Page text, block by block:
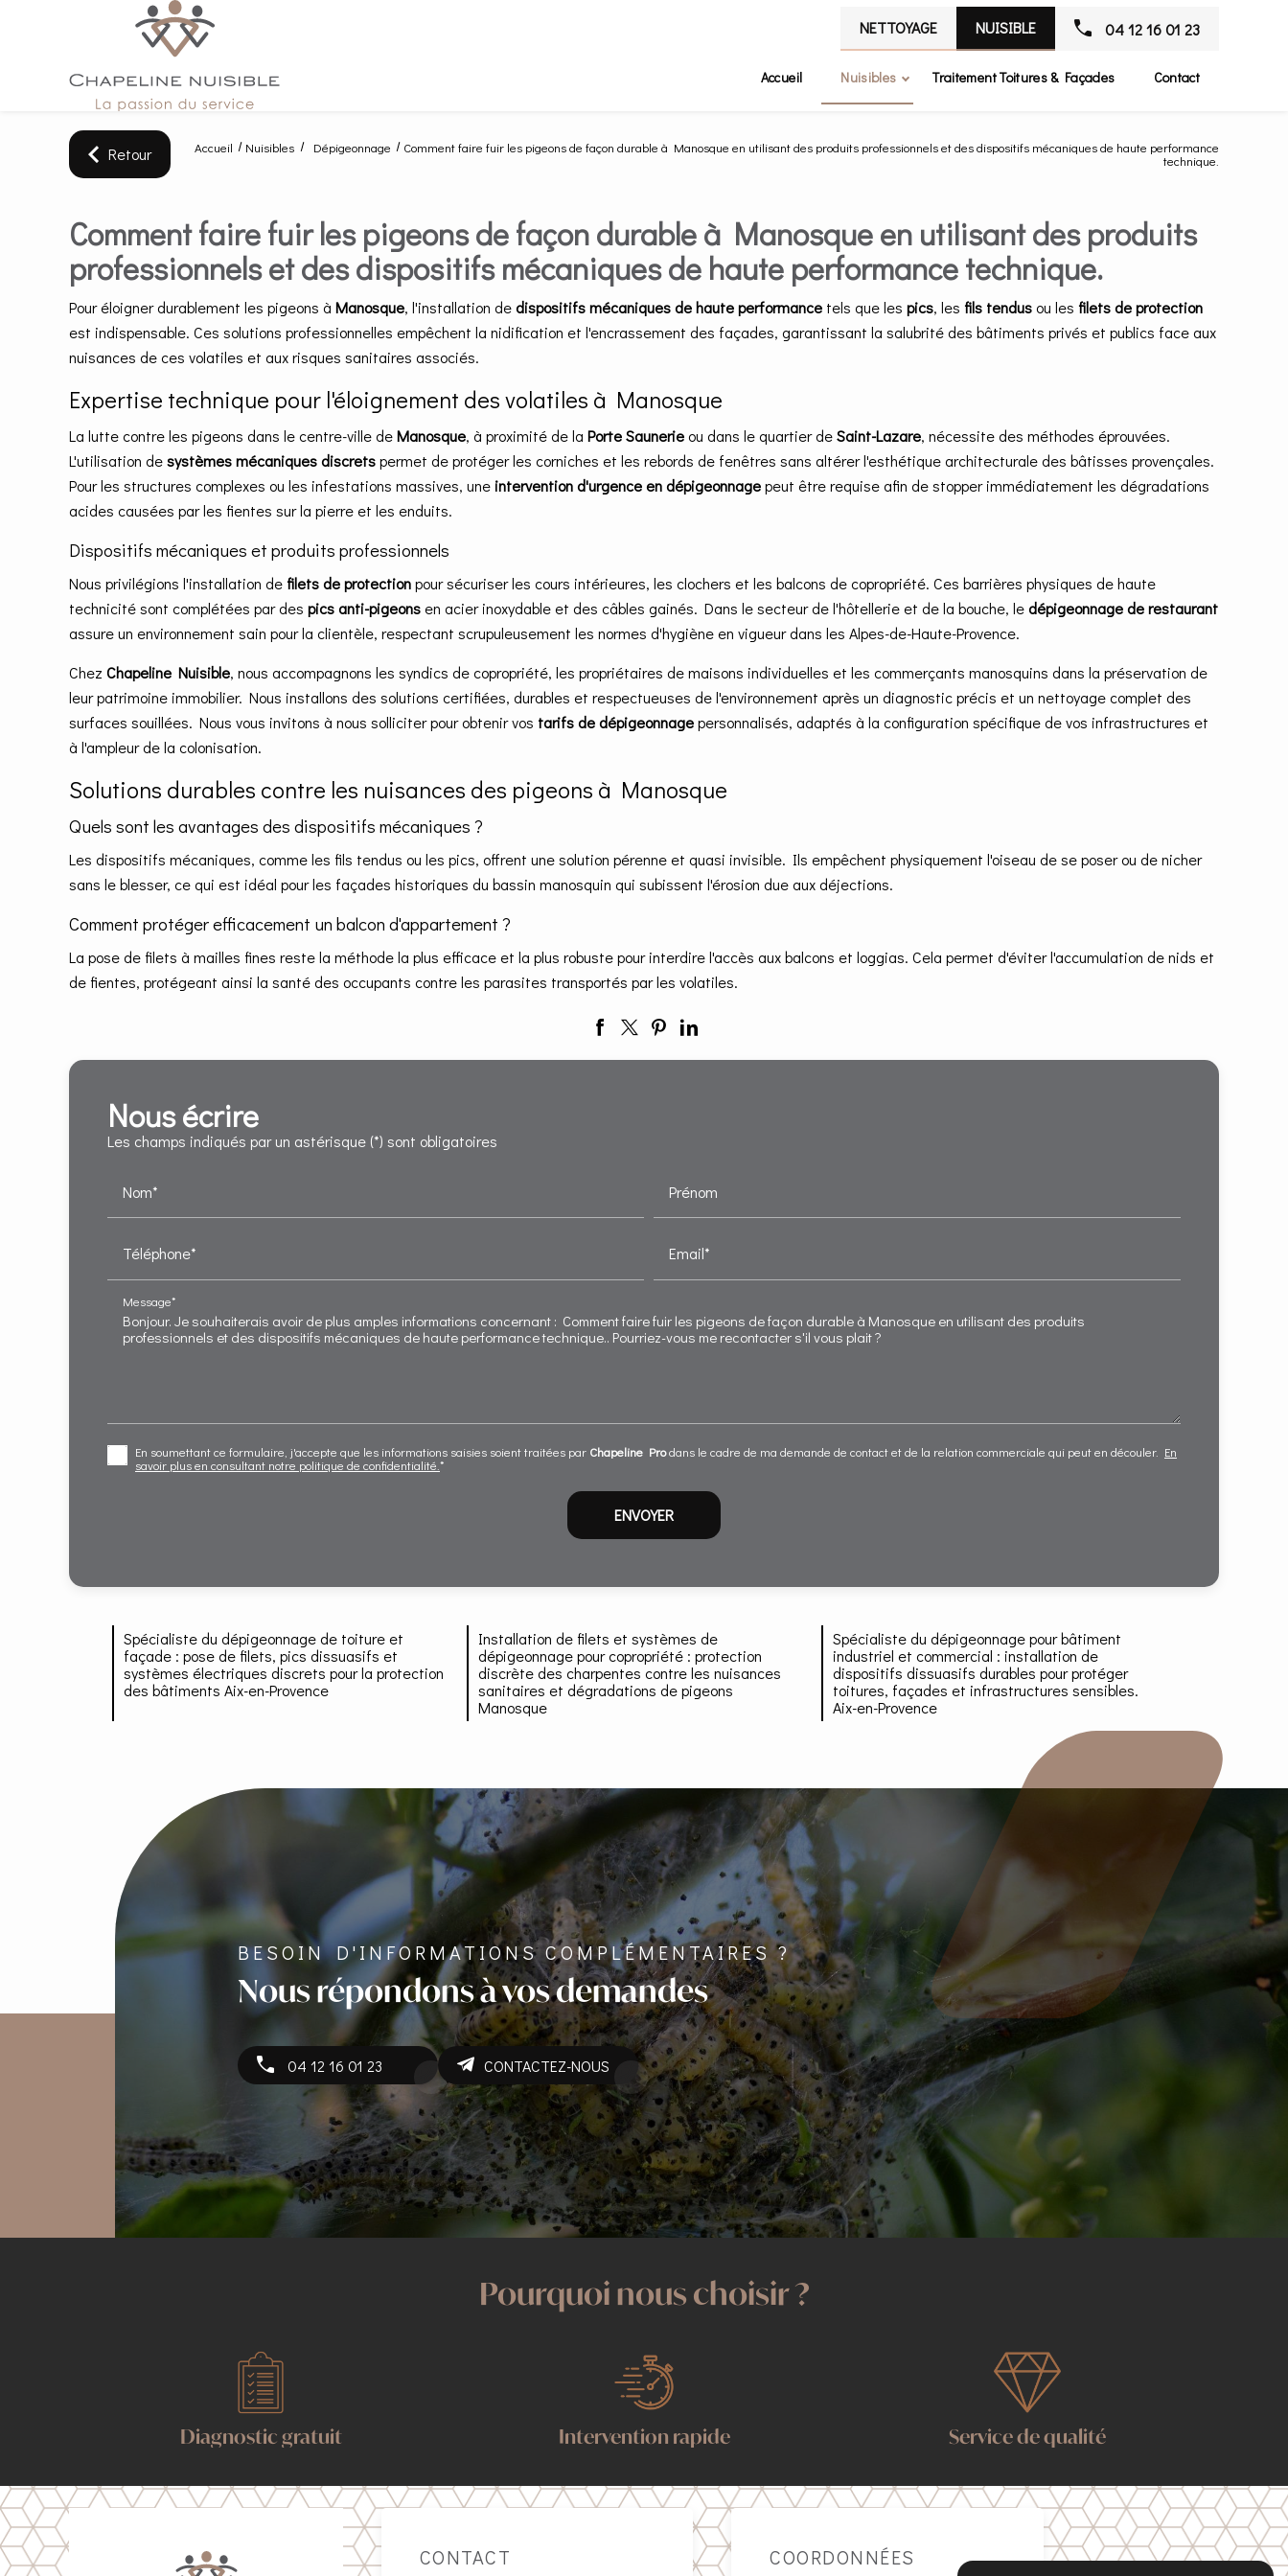
NETTOYAGE NUISIBLE
Accueil Nuisibles Traitement Toitures & Façades Contact
04 12 16 01 23
Accueil Nuisibles Dépigeonnage
Comment faire fuir les pigeons de façon durable à Manosque en utilisant des produits professionnels et des dispositifs mécaniques de haute performance
technique.
Retour
Comment faire fuir les pigeons de façon durable à Manosque en utilisant des produits
professionnels et des dispositifs mécaniques de haute performance technique.
Pour éloigner durablement les pigeons à Manosque, l'installation dedispositifs mécaniques de haute performance tels que les pics, les fils tendus ou les filets de protection
est indispensable. Ces solutions professionnelles empêchent la nidification et l'encrassement des façades, garantissant la salubrité des bâtiments privés et publics face aux
nuisances de ces volatiles et aux risques sanitaires associés.
Expertise technique pour l'éloignement des volatiles à Manosque
La lutte contre les pigeons dans le centre-ville deManosque, à proximité de la Porte Saunerie ou dans le quartier deSaint-Lazare, nécessite des méthodes éprouvées.
L'utilisation desystèmes mécaniques discretspermet de protéger les corniches et les rebords de fenêtres sans altérer l'esthétique architecturale des bâtisses provençales.
Pour les structures complexes ou les infestations massives, une intervention d'urgence en dépigeonnagepeut être requise afin de stopper immédiatement les dégradations
acides causées par les fientes sur la pierre et les enduits.
Dispositifs mécaniques et produits professionnels
Nous privilégions l'installation defilets de protectionpour sécuriser les cours intérieures, les clochers et les balcons de copropriété. Ces barrières physiques de haute
technicité sont complétées par des pics anti-pigeons en acier inoxydable et des câbles gainés. Dans le secteur de l'hôtellerie et de la bouche, ledépigeonnage de restaurant
assure un environnement sain pour la clientèle, respectant scrupuleusement les normes d'hygiène en vigueur dans les Alpes-de-Haute-Provence.
Chez Chapeline Nuisible, nous accompagnons les syndics de copropriété, les propriétaires de maisons individuelles et les commerçants manosquins dans la préservation de
leur patrimoine immobilier. Nous installons des solutions certifiées, durables et respectueuses de l'environnement après un diagnostic précis et un nettoyage complet des
surfaces souillées. Nous vous invitons à nous solliciter pour obtenir vos tarifs de dépigeonnagepersonnalisés, adaptés à la configuration spécifique de vos infrastructures et
à l'ampleur de la colonisation.
Solutions durables contre les nuisances des pigeons à Manosque
Quels sont les avantages des dispositifs mécaniques ?
Les dispositifs mécaniques, comme les fils tendus ou les pics, offrent une solution pérenne et quasi invisible. Ils empêchent physiquement l'oiseau de se poser ou de nicher
sans le blesser, ce qui est idéal pour les façades historiques du bassin manosquin qui subissent l'érosion due aux déjections.
Comment protéger efficacement un balcon d'appartement ?
La pose de filets à mailles fines reste la méthode la plus efficace et la plus robuste pour interdire l'accès aux balcons et loggias. Cela permet d'éviter l'accumulation de nids et
de fientes, protégeant ainsi la santé des occupants contre les parasites transportés par les volatiles.
Nous écrire
Les champs indiqués par un astérisque (*) sont obligatoires
Nom* Prénom
Téléphone* Email*
Message*
En soumettant ce formulaire, j'accepte que les informations saisies soient traitées par Chapeline Prodans le cadre de ma demande de contact et de la relation commerciale qui peut en découler. En
savoir plus en consultant notre politique de confidentialité. *
Spécialiste du dépigeonnage de toiture et
façade : pose de filets, pics dissuasifs et
systèmes électriques discrets pour la protection
des bâtiments Aix-en-Provence
Installation de filets et systèmes de
dépigeonnage pour copropriété : protection
discrète des charpentes contre les nuisances
sanitaires et dégradations de pigeons
Manosque
Spécialiste du dépigeonnage pour bâtiment
industriel et commercial : installation de
dispositifs dissuasifs durables pour protéger
toitures, façades et infrastructures sensibles.
Aix-en-Provence
BESOIN D'INFORMATIONS COMPLÉMENTAIRES ?
Nous répondons à vos demandes
04 12 16 01 23 CONTACTEZ-NOUS
Pourquoi nous choisir ?
Diagnostic gratuit Intervention rapide Service de qualité
CONTACT COORDONNÉES
Panneau de gestion des cookies